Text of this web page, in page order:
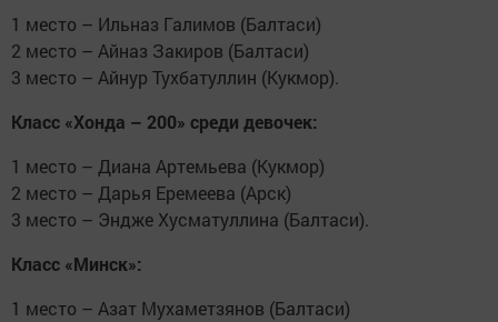
1 место – Ильназ Галимов (Балтаси)
2 место – Айназ Закиров (Балтаси)
3 место – Айнур Тухбатуллин (Кукмор).
Класс «Хонда – 200» среди девочек:
1 место – Диана Артемьева (Кукмор)
2 место – Дарья Еремеева (Арск)
3 место – Эндже Хусматуллина (Балтаси).
Класс «Минск»:
1 место – Азат Мухаметзянов (Балтаси)